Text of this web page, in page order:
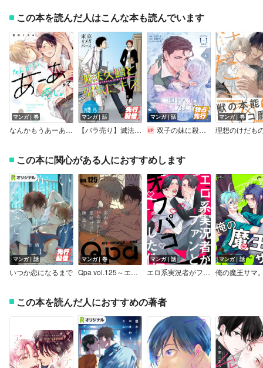
この本を読んだ人はこんな本も読んでいます
マンガ｜巻
なんかもうあーあって感じ。【単行本版】【Renta！限定特典付き】
マンガ｜話
【バラ売り】滅法矢鱈と弱気にキス
マンガ｜話
双子の妹に殺された姉、二度目の人生は初恋のイケおじ王弟にフルベットします！ 連載版
マンガ｜巻
この本に関心がある人におすすめします
マンガ｜話
いつか恋になるまで
マンガ｜巻
Qpa vol.125～エロカワ
マンガ｜話
エロ系実況者がファンとオフパコした件
マンガ｜話
俺の魔王サマ
この本を読んだ人におすすめの著者